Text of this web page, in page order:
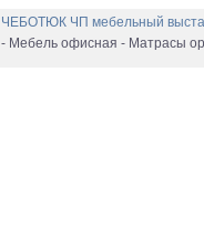
ЧЕБОТЮК ЧП мебельный
- Мебель офисная - Матрасы